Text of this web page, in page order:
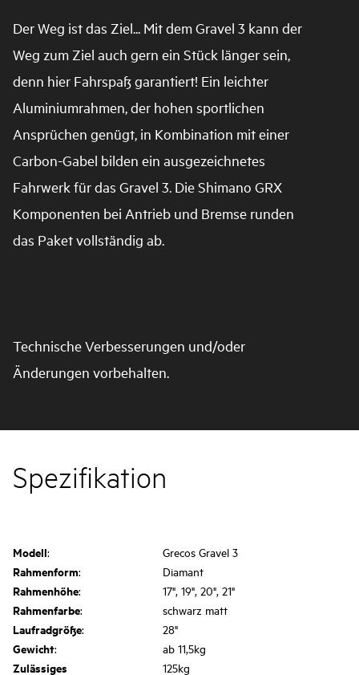
Der Weg ist das Ziel... Mit dem Gravel 3 kann der
Weg zum Ziel auch gern ein Stück länger sein,
denn hier Fahrspaß garantiert! Ein leichter
Aluminiumrahmen, der hohen sportlichen
Ansprüchen genügt, in Kombination mit einer
Carbon-Gabel bilden ein ausgezeichnetes
Fahrwerk für das Gravel 3. Die Shimano GRX
Komponenten bei Antrieb und Bremse runden
das Paket vollständig ab.
Technische Verbesserungen und/oder
Änderungen vorbehalten.
Spezifikation
Modell: Grecos Gravel 3
Rahmenform: Diamant
Rahmenhöhe: 17", 19", 20", 21"
Rahmenfarbe: schwarz matt
Laufradgröße: 28"
Gewicht: ab 11,5kg
Zulässiges 125kg